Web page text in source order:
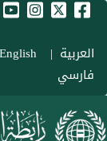
رفتن به محتوای
العربية |
English
فارسي